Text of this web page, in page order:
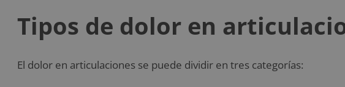
Tipos de dolor en
El dolor en articulaciones se puede dividir en tres categorías: